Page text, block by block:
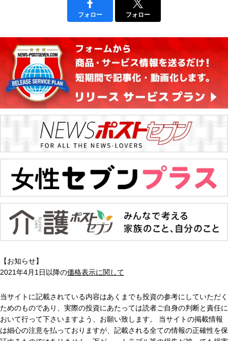
フォロー フォロー
【お知らせ】
2021年4月1日以降の価格表示に関して
当サイトに記載されている内容はあくまでも投資の参考にしていただく
ためのものであり、実際の投資にあたっては読者ご自身の判断と責任に
おいて行って下さいますよう、お願い致します。 当サイトの掲載情報
は細心の注意を払っておりますが、記載される全ての情報の正確性を保